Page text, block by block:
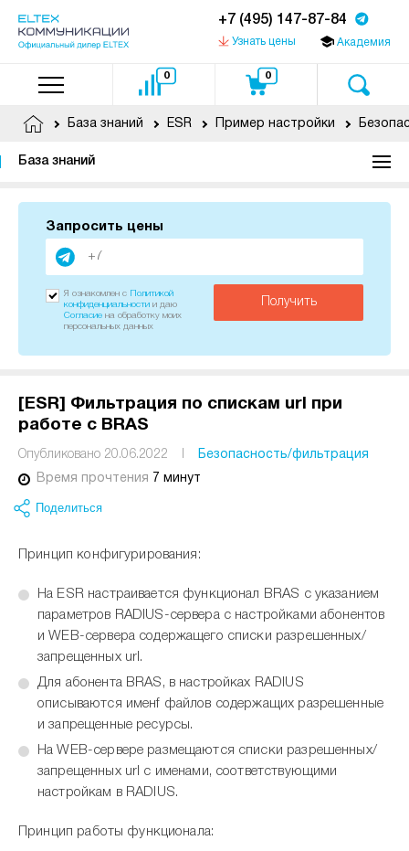
+7 (495) 147-87-84
Узнать цены Академия
0 0
База знаний ESR Пример настройки
База знаний
Запросить цены
Получить
Я ознакомлен с
Политикой
конфиденциальности и даю
Согласие на обработку моих
персональных данных
[ESR] Фильтрация по спискам url при
работе с BRAS
Опубликовано 20.06.2022
Безопасность/фильтрация
Время прочтения 7 минут
Поделиться
Принцип конфигурирования:
На ESR настраивается функционал BRAS с указанием
параметров RADIUS-сервера с настройками абонентов
и WEB-сервера содержащего списки разрешенных/
запрещенных url.
Для абонента BRAS, в настройках RADIUS
описываются именf файлов содержащих разрешенные
и запрещенные ресурсы.
На WEB-сервере размещаются списки разрешенных/
запрещенных url с именами, соответствующими
настройкам в RADIUS.
Принцип работы функционала: